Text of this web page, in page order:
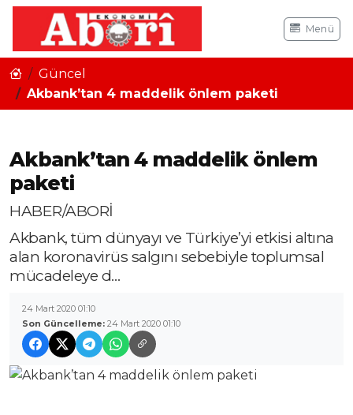
Menü
Güncel
Akbank’tan 4 maddelik önlem paketi
Akbank’tan 4 maddelik önlem
paketi
HABER/ABORİ
Akbank, tüm dünyayı ve Türkiye’yi etkisi altına
alan koronavirüs salgını sebebiyle toplumsal
mücadeleye d…
24 Mart 2020 01:10
Son Güncelleme: 24 Mart 2020 01:10